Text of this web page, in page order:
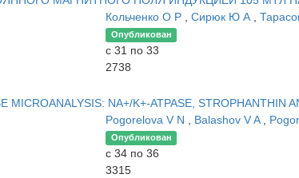
Кольченко О Р , Сирюк Ю А ,
Опубликован
с 31 по 33
2738
MICROANALYSIS: NA+/K+-ATPASE, STROPHANTHIN
Pogorelova V N , Balashov V A,
Опубликован
с 34 по 36
3315